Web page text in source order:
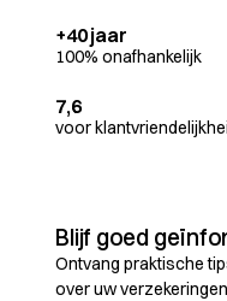
+40 jaar
100% onafhankelijk
7,6
voor
Blijf goed
Ontvang praktische
over uw